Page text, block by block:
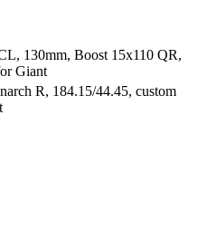
130mm, Boost 15x110 QR,
Giant
R, 184.15/44.45, custom